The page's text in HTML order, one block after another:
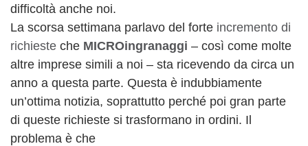
difficoltà anche noi.
La scorsa settimana parlavo del forte incremento di
richieste che MICROingranaggi – così come molte
altre imprese simili a noi – sta ricevendo da circa un
anno a questa parte. Questa è indubbiamente
un’ottima notizia, soprattutto perché poi gran parte
di queste richieste si trasformano in ordini. Il
problema è che